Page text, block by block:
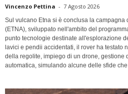
Vincenzo Pettina - 7 Agosto 2026
Sul vulcano Etna si è conclusa la campagna
(ETNA), sviluppato nell'ambito del
punto tecnologie destinate all'esplorazione
lavici e pendii accidentati, il rover ha testato
della regolite, impiego di un drone, gestione
automatica, simulando alcune delle sfide